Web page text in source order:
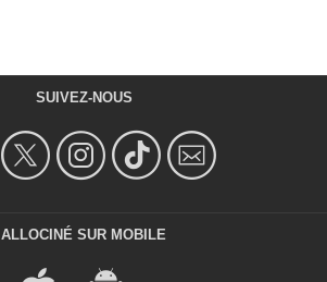
SUIVEZ-NOUS
ALLOCINÉ SUR MOBILE